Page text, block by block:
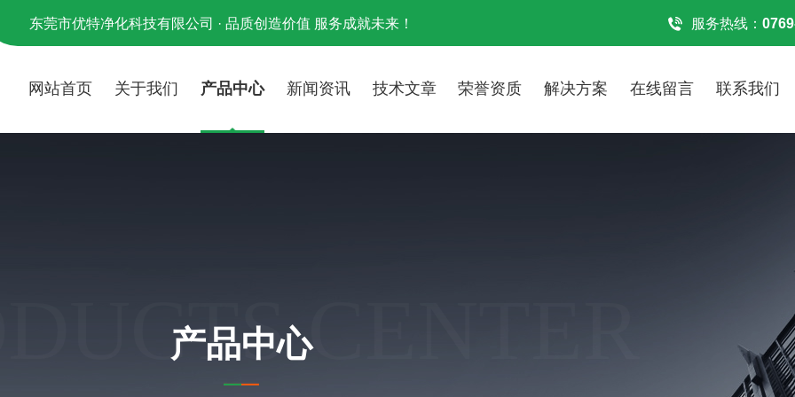
东莞市优特净化科技有限公司 · 品质创造价值 服务成就未来！ 服务热线：
网站首页 关于我们 产品中心 新闻资讯 技术文章 荣誉资质 解决方案 在线留言 联系我们
CENTER
产品中心